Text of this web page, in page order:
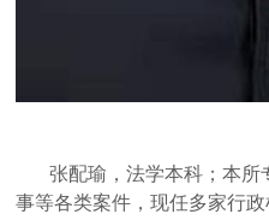
张配瑜，法学本科；本所
事等各类案件，现任多家行